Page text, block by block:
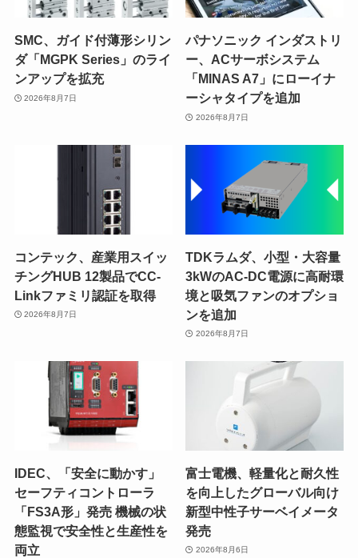
SMC、ガイド付薄形シリン
ダ「MGPK Series」のライ
ンアップを拡充
2026年8月7日
パナソニック インダストリ
ー、ACサーボシステム
「MINAS A7」にローイナ
ーシャタイプを追加
2026年8月7日
コンテック、産業用スイッ
チングHUB 12製品でCC-
Linkファミリ認証を取得
2026年8月7日
TDKラムダ、小型・大容量
3kWのAC-DC電源に高耐環
境と吸気ファンのオプショ
ンを追加
2026年8月7日
IDEC、「安全に動かす」
セーフティコントローラ
「FS3A形」発売 機械の状
態監視で安全性と生産性を
両立
富士電機、軽量化と耐久性
を向上したグローバル向け
新型中性子サーベイメータ
発売
2026年8月6日